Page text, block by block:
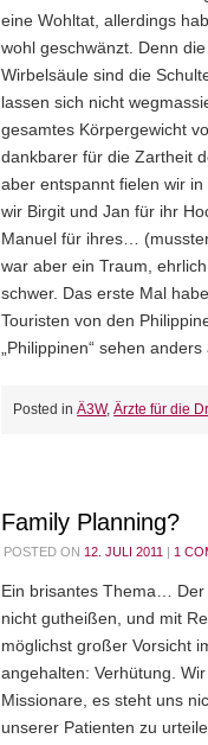
eine Wohltat, allerdings
wohl geschwänzt. Denn
Wirbelsäule sind die
lassen sich nicht
gesamtes Körpergewicht
dankbarer für die Zartheit
aber entspannt fielen wir
wir Birgit und Jan für ihr
Manuel für ihres…
war aber ein Traum,
schwer. Das erste Mal
Touristen von den
„Philippinen“ sehen anders
Posted in Ä3W,Ärzte für die
Family Planning?
POSTED ON 12. JULI 2011 | 1
Ein brisantes Thema…
nicht gutheißen, und mit
möglichst großer Vorsicht
angehalten: Verhütung.
Missionare, es steht uns
unserer Patienten zu